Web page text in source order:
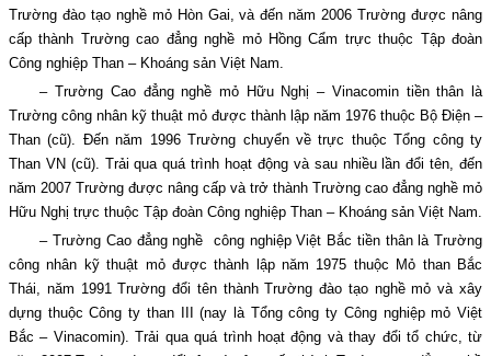
Trường đào tạo nghề mỏ Hòn Gai, và đến năm 2006 Trường được nâng
cấp thành Trường cao đẳng nghề mỏ Hồng Cẩm trực thuộc Tập đoàn
Công nghiệp Than – Khoáng sản Việt Nam.
– Trường Cao đẳng nghề mỏ Hữu Nghị – Vinacomin tiền thân là
Trường công nhân kỹ thuật mỏ được thành lập năm 1976 thuộc Bộ Điện –
Than (cũ). Đến năm 1996 Trường chuyển về trực thuộc Tổng công ty
Than VN (cũ). Trải qua quá trình hoạt động và sau nhiều lần đổi tên, đến
năm 2007 Trường được nâng cấp và trở thành Trường cao đẳng nghề mỏ
Hữu Nghị trực thuộc Tập đoàn Công nghiệp Than – Khoáng sản Việt Nam.
– Trường Cao đẳng nghề công nghiệp Việt Bắc tiền thân là Trường
công nhân kỹ thuật mỏ được thành lập năm 1975 thuộc Mỏ than Bắc
Thái, năm 1991 Trường đổi tên thành Trường đào tạo nghề mỏ và xây
dựng thuộc Công ty than III (nay là Tổng công ty Công nghiệp mỏ Việt
Bắc – Vinacomin). Trải qua quá trình hoạt động và thay đổi tổ chức, từ